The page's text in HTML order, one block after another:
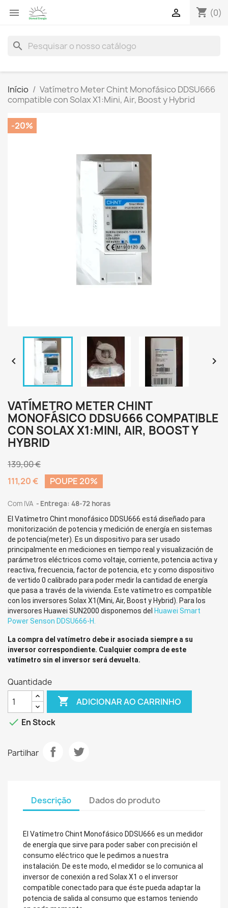
 shopping_cart (0)

search
Início
Vatímetro Meter Chint Monofásico DDSU666
compatible con Solax X1:Mini, Air, Boost y Hybrid
-20%
 
VATÍMETRO METER CHINT
MONOFÁSICO DDSU666 COMPATIBLE
CON SOLAX X1:MINI, AIR, BOOST Y
HYBRID
139,00 €
111,20 €
POUPE 20%
Com IVA Entrega: 48-72 horas
El Vatímetro Chint monofásico DDSU666 está diseñado para
monitorización de potencia y medición de energía en sistemas
de potencia(meter). Es un dispositivo para ser usado
principalmente en mediciones en tiempo real y visualización de
parámetros eléctricos como voltaje, corriente, potencia activa y
reactiva, frecuencia, factor de potencia, etc y como dispositivo
de vertido 0 calibrado para poder medir la cantidad de energía
que pasa a través de la vivienda. Este vatímetro es compatible
con los inversores Solax X1(Mini, Air, Boost y Hybrid). Para los
inversores Huawei SUN2000 disponemos del Huawei Smart
Power Senson DDSU666-H.
La compra del vatímetro debe ir asociada siempre a su
inversor correspondiente. Cualquier compra de este
vatímetro sin el inversor será devuelta.
Quantidade
 ADICIONAR AO CARRINHO
 En Stock
Partilhar
Descrição Dados do produto
El Vatímetro Chint Monofásico DDSU666 es un medidor
de energía que sirve para poder saber con precisión el
consumo eléctrico que le pedimos a nuestra
instalación. De este modo, el medidor se lo comunica al
inversor de conexión a red Solax X1 o el inversor
compatible conectado para que éste pueda adaptar la
potencia de salida al consumo que estamos teniendo